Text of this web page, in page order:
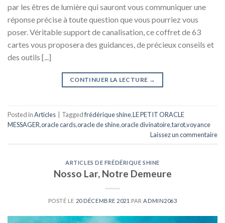
par les êtres de lumière qui sauront vous communiquer une
réponse précise à toute question que vous pourriez vous
poser. Véritable support de canalisation, ce coffret de 63
cartes vous proposera des guidances, de précieux conseils et
des outils [...]
CONTINUER LA LECTURE →
Posted inArticles Taggedfrédérique shine,LE PETIT ORACLE
MESSAGER,oracle cards,oracle de shine,oracle divinatoire,tarot,voyance
Laissez un commentaire
ARTICLES DE FRÉDÉRIQUE SHINE
Nosso Lar, Notre Demeure
POSTÉ LE 20 DÉCEMBRE 2021 PARADMIN2063